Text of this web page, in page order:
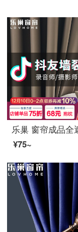
¥75~